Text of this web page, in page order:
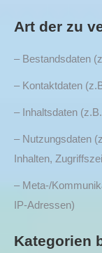
Art der zu
– Bestandsdaten
– Kontaktdaten
– Inhaltsdaten
– Nutzungsdaten
Inhalten,
– Meta-/
IP-Adressen)
Kategorien